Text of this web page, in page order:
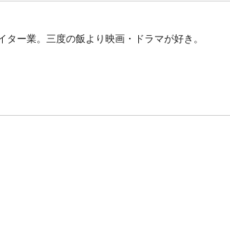
ー業。三度の飯より映画・ドラマが好き。